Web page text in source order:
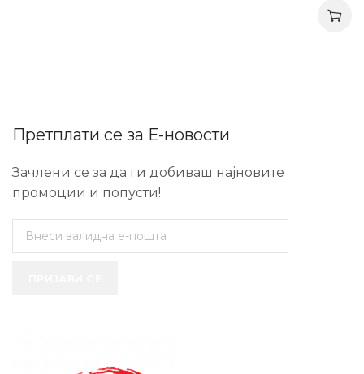
Претплати се за Е-новости
Зачлени се за да ги добиваш најновите
промоции и попусти!